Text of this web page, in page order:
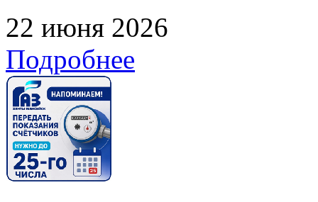
22 июня 2026
Подробнее